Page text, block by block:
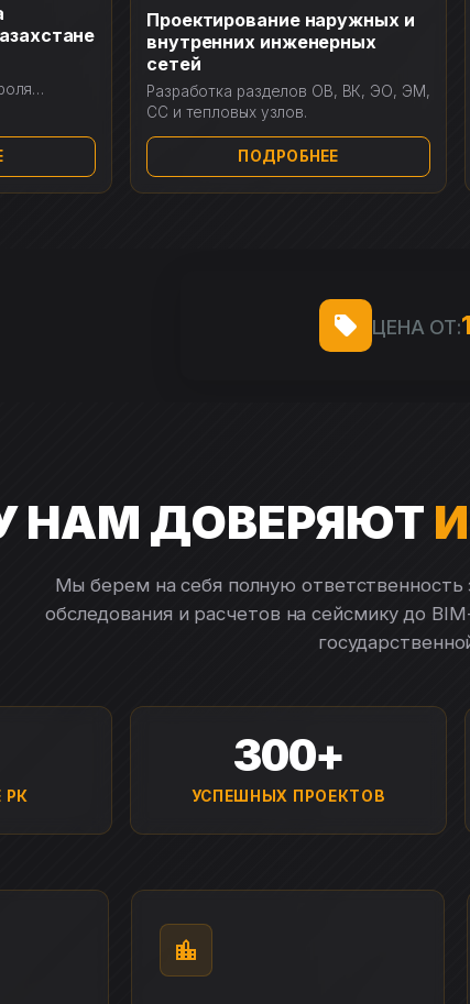
Проектирование наружных и
внутренних инженерных
сетей
Разработка разделов ОВ, ВК, ЭО, ЭМ,
СС и тепловых узлов.
ПОДРОБНЕЕ
ЦЕНА ОТ:
НАМ ДОВЕРЯЮТ
Мы берем на себя полную ответственность
обследования и расчетов на сейсмику до
РК
300+
УСПЕШНЫХ ПРОЕКТОВ